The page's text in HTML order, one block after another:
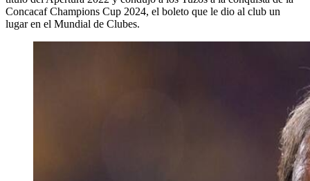
Concacaf Champions Cup 2024, el boleto que le dio al club un
lugar en el Mundial de Clubes.